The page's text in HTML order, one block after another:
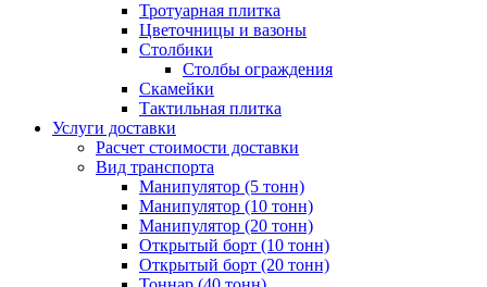
Тротуарная плитка
Цветочницы и вазоны
Столбики
Столбы ограждения
Скамейки
Тактильная плитка
Услуги доставки
Расчет стоимости доставки
Вид транспорта
Манипулятор (5 тонн)
Манипулятор (10 тонн)
Манипулятор (20 тонн)
Открытый борт (10 тонн)
Открытый борт (20 тонн)